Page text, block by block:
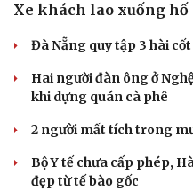
Xe khách lao xuống
Đà Nẵng quy tập 3 hài
Hai người đàn ông ở
khi dựng quán cà phê
2 người mất tích trong
Bộ Y tế chưa cấp phép,
đẹp từ tế bào gốc